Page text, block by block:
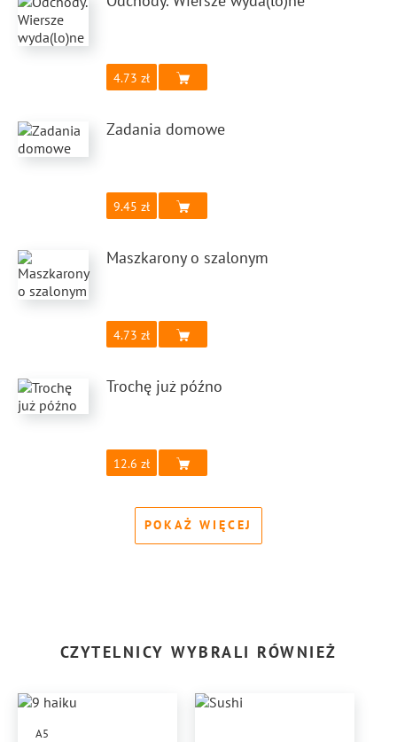
4.73
Zadania domowe
9.45
Maszkarony o szalonym
4.73
Trochę już późno
12.6
POKAŻ WIĘCEJ
CZYTELNICY WYBRALI RÓWNIEŻ
A5